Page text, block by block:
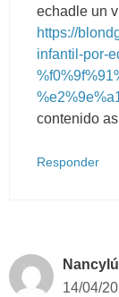
echadle un
https://
infantil-por-
contenido
Responder
Nancylú
14/04/